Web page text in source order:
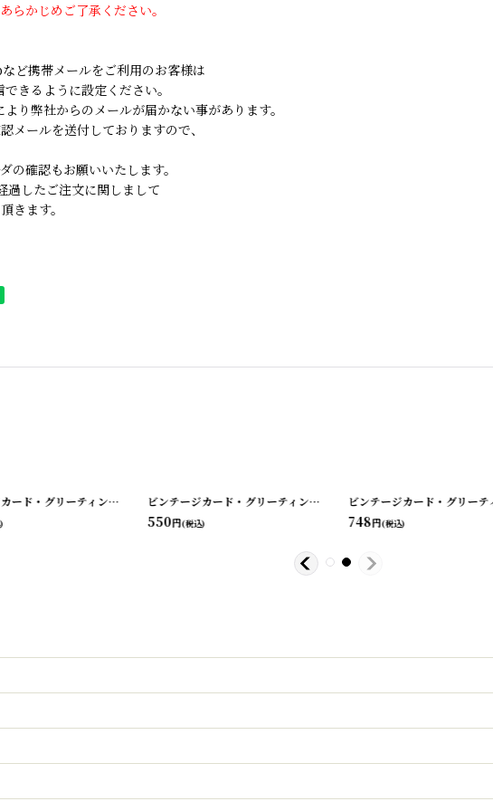
らかじめご了承ください。
携帯メールをご利用のお客様は
きるように設定ください。
り弊社からのメールが届かない事があります。
メールを送付しておりますので、
の確認もお願いいたします。
過したご注文に関しまして
きます。
[ 210719-48]
ビンテージカード・グリーティング・バレンタイン・バースデー etc... [ 210719-47]
ビンテージカード・グリーティング・バレンタイン・バースデー etc...
550円(税込) 748円(税込)